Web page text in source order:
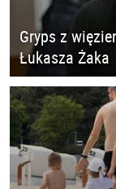
Gryps z
Łukasza Żaka